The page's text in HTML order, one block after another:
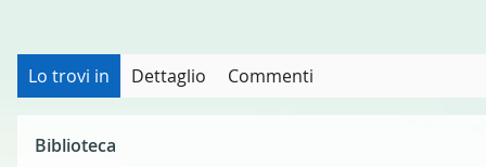
Lo trovi in Dettaglio Commenti
Biblioteca